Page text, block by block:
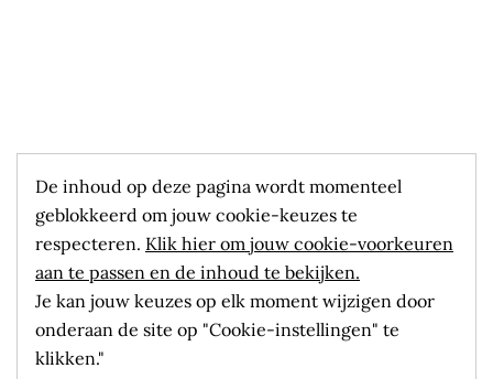
De inhoud op deze pagina wordt momenteel
geblokkeerd om jouw cookie-keuzes te
respecteren. Klik hier om jouw cookie-voorkeuren
aan te passen en de inhoud te bekijken.
Je kan jouw keuzes op elk moment wijzigen door
onderaan de site op "Cookie-instellingen" te
klikken."